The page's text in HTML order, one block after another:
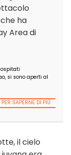
aperti in
Bay
e Macao, si